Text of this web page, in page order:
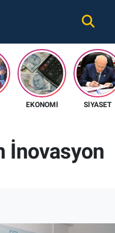
EKONOMI SIYASET
İnovasyon